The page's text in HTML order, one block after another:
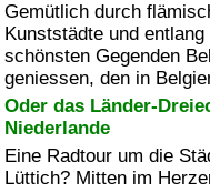
Gemütlich durch
Kunststädte und
schönsten Gegenden
geniessen, den in
Oder das Länder-
Niederlande
Eine Radtour um die
Lüttich? Mitten im